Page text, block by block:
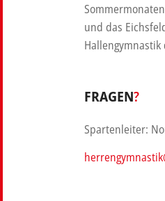
und das
FRAGEN?
Spartenleiter: